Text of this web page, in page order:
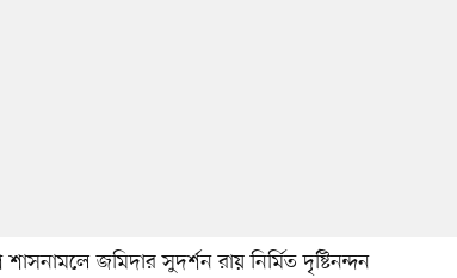
জমিদার সুদর্শন রায় নির্মিত দৃষ্টিনন্দন